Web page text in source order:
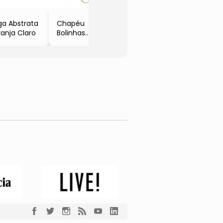
Abstrata
Claro
Chapéu
Bolinhas